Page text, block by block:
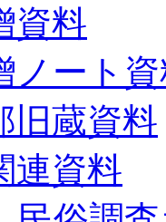
資料
ノート
旧蔵資料
連資料